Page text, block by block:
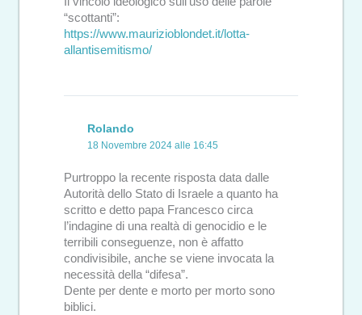
“scottanti”:
https://www.maurizioblondet.it/lotta-
allantisemitismo/
Rolando
18 Novembre 2024 alle 16:45
Purtroppo la recente risposta data dalle
Autorità dello Stato di Israele a quanto ha
scritto e detto papa Francesco circa
l’indagine di una realtà di genocidio e le
terribili conseguenze, non è affatto
condivisibile, anche se viene invocata la
necessità della “difesa”.
Dente per dente e morto per morto sono
biblici.